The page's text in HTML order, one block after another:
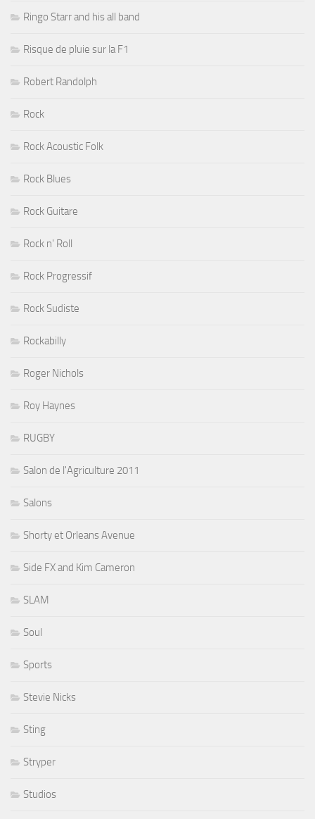
Ringo Starr and his all band
Risque de pluie sur la F1
Robert Randolph
Rock
Rock Acoustic Folk
Rock Blues
Rock Guitare
Rock n' Roll
Rock Progressif
Rock Sudiste
Rockabilly
Roger Nichols
Roy Haynes
RUGBY
Salon de l'Agriculture 2011
Salons
Shorty et Orleans Avenue
Side FX and Kim Cameron
SLAM
Soul
Sports
Stevie Nicks
Sting
Stryper
Studios